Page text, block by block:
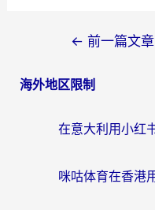
导
← 前一篇文章
海外地区限制